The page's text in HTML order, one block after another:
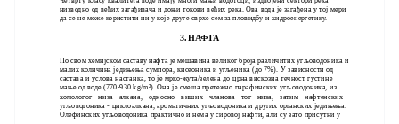
низводно од већих загађивача и доњи токови већих река. Ова вода је загађена у тој мери
да се не може користити ни у које друге сврхе сем за пловидбу и хидроенергетику.
3. НАФТА
По свом хемијском саставу нафта је мешавина великог броја различитих угљоводоника и
малих количина једињења сумпора, кисеоника и угљеника (до 7%). У зависности од
састава и услова настанка, то је мрко-жута/зелена до црна вискозна течност густине
мање од воде (770-930 kg/m²). Она је смеша претежно парафинских угљоводоника, из
хомологог низа алкана, односно виших чланова тог низа, затим нафтенских
угљоводоника - циклоалкана, ароматичних угљоводоника и других органских једињења.
Олефинских угљоводоника практично и нема у сировој нафти, али су зато присутни у